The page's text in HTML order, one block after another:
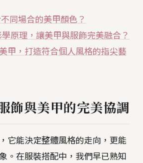
同場合的美甲顏色？
原理，讓美甲與服飾完美融合？
甲，打造符合個人風格的指尖藝
飾與美甲的完美協調
它能決定整體風格的走向，更能
。在服裝搭配中，我們早已熟知